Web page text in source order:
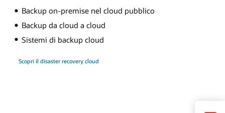
Backup on-premise nel cloud pubblico
Backup da cloud a cloud
Sistemi di backup cloud
Scopri il disaster recovery cloud